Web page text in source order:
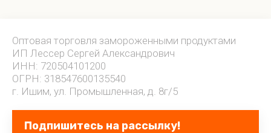
Оптовая торговля замороженными продуктами
ИП Лессер Сергей Александрович
ИНН: 720504101200
ОГРН: 318547600135540
г. Ишим, ул. Промышленная, д. 8г/5
Подпишитесь на рассылку!